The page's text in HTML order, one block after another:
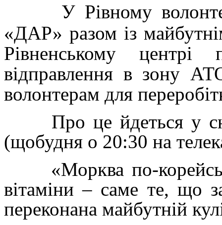
У Рівному
«ДАР» разом із
Рівненському центрі
відправлення в зону
волонтерам для
Про це йдеться у
(щобудня о 20:30 на
«Морква по-
вітаміни – саме те, що
переконана майбутній